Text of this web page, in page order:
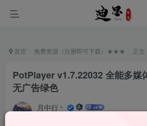
首页 免费资源（注册即可下载）★★★ 正文
PotPlayer v1.7.22032 全能多媒
无广告绿色
月中行丶